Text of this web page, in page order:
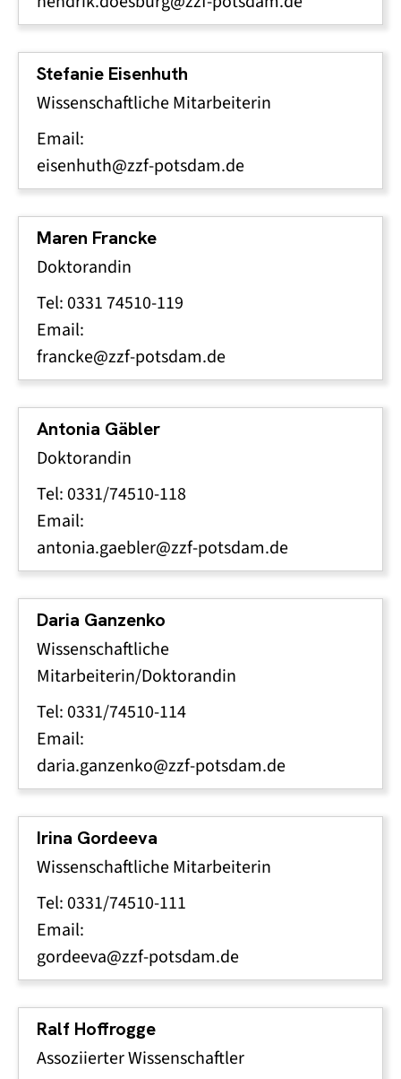
Stefanie Eisenhuth
Wissenschaftliche Mitarbeiterin
Email:
eisenhuth@zzf-potsdam.de
Maren Francke
Doktorandin
Tel: 0331 74510-119
Email:
francke@zzf-potsdam.de
Antonia Gäbler
Doktorandin
Tel: 0331/74510-118
Email:
antonia.gaebler@zzf-potsdam.de
Daria Ganzenko
Wissenschaftliche
Mitarbeiterin/Doktorandin
Tel: 0331/74510-114
Email:
daria.ganzenko@zzf-potsdam.de
Irina Gordeeva
Wissenschaftliche Mitarbeiterin
Tel: 0331/74510-111
Email:
gordeeva@zzf-potsdam.de
Ralf Hoffrogge
Assoziierter Wissenschaftler